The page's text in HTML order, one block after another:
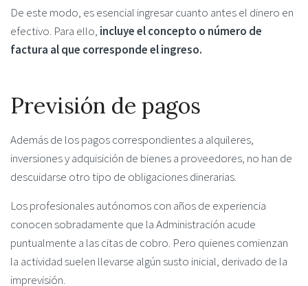
De este modo, es esencial ingresar cuanto antes el dinero en
efectivo. Para ello, incluye el concepto o número de
factura al que corresponde el ingreso.
Previsión de pagos
Además de los pagos correspondientes a alquileres,
inversiones y adquisición de bienes a proveedores, no han de
descuidarse otro tipo de obligaciones dinerarias.
Los profesionales autónomos con años de experiencia
conocen sobradamente que la Administración acude
puntualmente a las citas de cobro. Pero quienes comienzan
la actividad suelen llevarse algún susto inicial, derivado de la
imprevisión.